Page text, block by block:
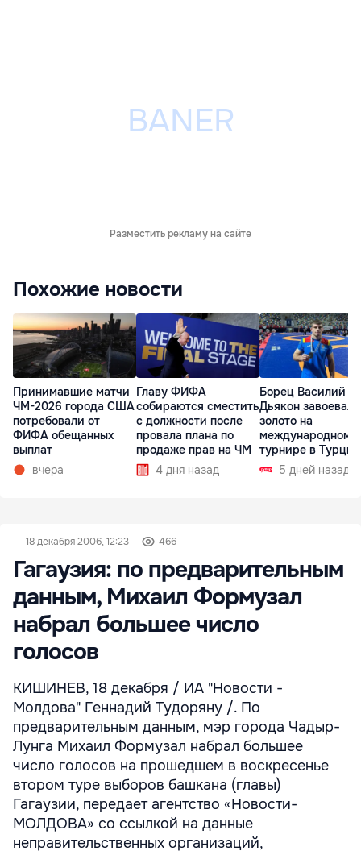
Разместить рекламу на сайте
Похожие новости
Принимавшие матчи
ЧМ-2026 города США
потребовали от
ФИФА обещанных
выплат
вчера
Главу ФИФА
собираются сместить
с должности после
провала плана по
продаже прав на ЧМ
4 дня назад
Борец Василий
Дьякон завоевал
золото на
международном
турнире в Турции
5 дней назад
18 декабря 2006, 12:23 466
Гагаузия: по предварительным
данным, Михаил Формузал
набрал большее число
голосов
КИШИНЕВ, 18 декабря / ИА "Новости -
Молдова" Геннадий Тудоряну /. По
предварительным данным, мэр города Чадыр-
Лунга Михаил Формузал набрал большее
число голосов на прошедшем в воскресенье
втором туре выборов башкана (главы)
Гагаузии, передает агентство «Новости-
МОЛДОВА» со ссылкой на данные
неправительственных организаций,